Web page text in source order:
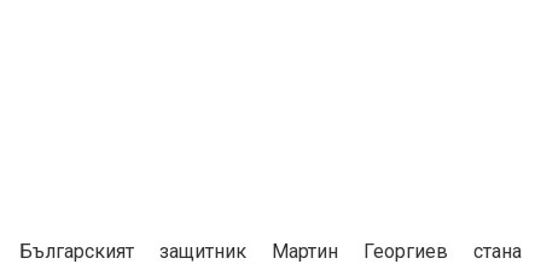
Българският защитник Мартин Георгиев стана